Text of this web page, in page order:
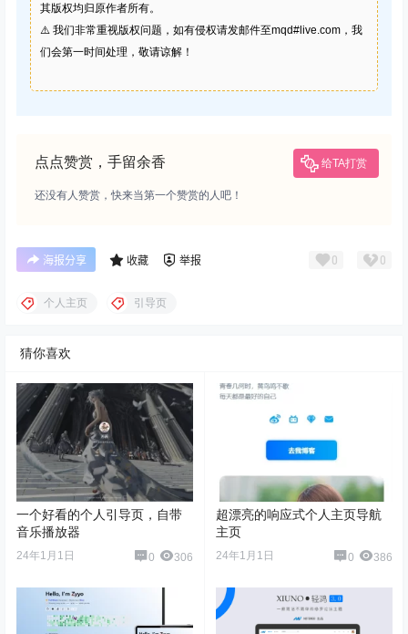
其版权均归原作者所有。
⚠️ 我们非常重视版权问题，如有侵权请发邮件至mqd#live.com，我
们会第一时间处理，敬请谅解！
点点赞赏，手留余香 给TA打赏
还没有人赞赏，快来当第一个赞赏的人吧！
海报分享 收藏 举报 0 0
个人主页 引导页
猜你喜欢
一个好看的个人引导页，自带
音乐播放器
24年1月1日 0 306
超漂亮的响应式个人主页导航
主页
24年1月1日 0 386